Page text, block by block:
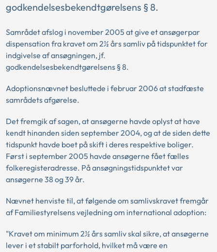
godkendelsesbekendtgørelsens § 8.
Samrådet afslog i november 2005 at give et ansøgerpar
dispensation fra kravet om 2½ års samliv på tidspunktet for
indgivelse af ansøgningen, jf.
godkendelsesbekendtgørelsens § 8.
Adoptionsnævnet besluttede i februar 2006 at stadfæste
samrådets afgørelse.
Det fremgik af sagen, at ansøgerne havde oplyst at have
kendt hinanden siden september 2004, og at de siden dette
tidspunkt havde boet på skift i deres respektive boliger.
Først i september 2005 havde ansøgerne fået fælles
folkeregisteradresse. På ansøgningstidspunktet var
ansøgerne 38 og 39 år.
Nævnet henviste til, at følgende om samlivskravet fremgår
af Familiestyrelsens vejledning om international adoption:
"Kravet om minimum 2½ års samliv skal sikre, at ansøgerne
lever i et stabilt parforhold, hvilket må være en